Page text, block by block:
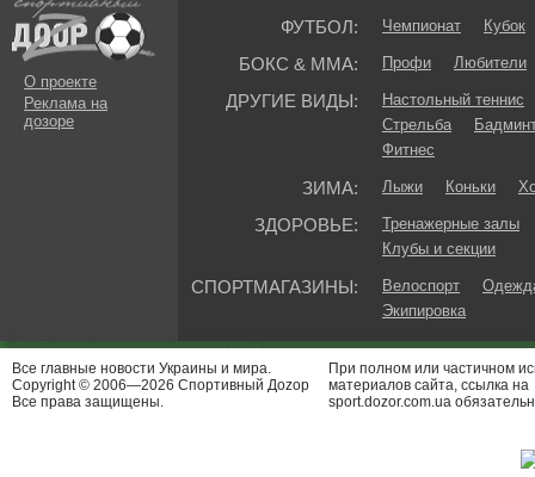
О проекте
Реклама на
дозоре
ФУТБОЛ: Чемпионат Кубок
БОКС & ММА: Профи Любители
ДРУГИЕ ВИДЫ:
Настольный теннис
Стрельба
Фитнес
ЗИМА: Лыжи Коньки
ЗДОРОВЬЕ:
Тренажерные залы
Клубы и секции
СПОРТМАГАЗИНЫ: Велоспорт
Экипировка
Все главные новости Украины и мира.
Copyright © 2006—2026 Спортивный Доzор
Все права защищены.
При полном или частичном
материалов сайта, ссылка на
sport.dozor.com.ua